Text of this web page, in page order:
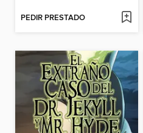
PEDIR PRESTADO